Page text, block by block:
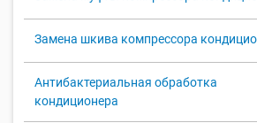
Замена шкива компрессора
Антибактериальная обработка
кондиционера